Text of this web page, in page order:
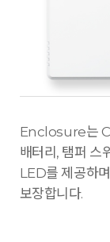
Enclosure는
배터리, 탬퍼 스
LED를 제공하
보장합니다.